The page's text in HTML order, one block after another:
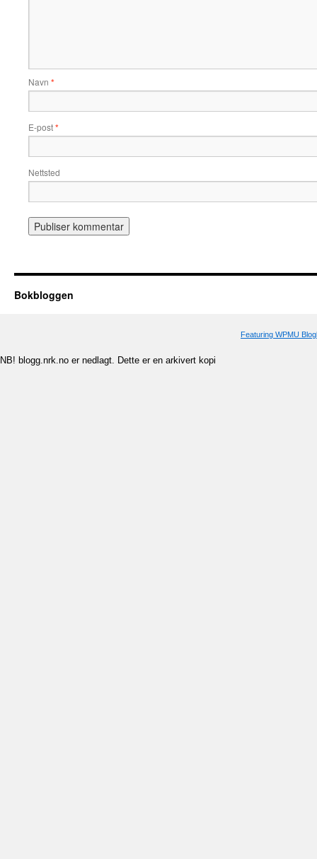
Navn *
E-post*
Nettsted
Bokbloggen
Featuring WPMU
NB! blogg.nrk.no er nedlagt. Dette er en arkivert kopi